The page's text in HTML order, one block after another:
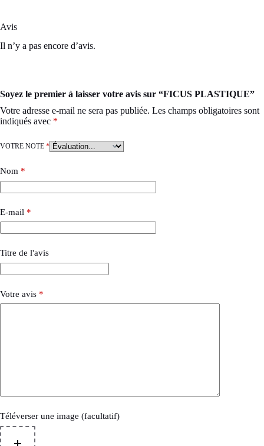
Avis
Il n’y a pas encore d’avis.
Soyez le premier à laisser votre avis sur “FICUS PLASTIQUE”
Votre adresse e-mail ne sera pas publiée. Les champs obligatoires sont
indiqués avec *
VOTRE NOTE *
Nom *
E-mail *
Titre de l'avis
Votre avis *
Téléverser une image (facultatif)